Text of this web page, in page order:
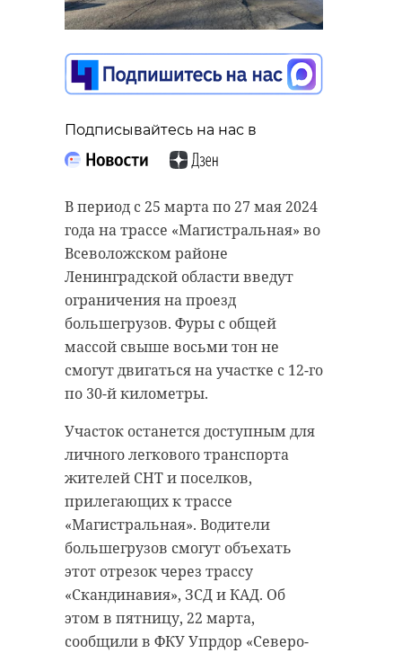
Подписывайтесь на нас в
В период с 25 марта по 27 мая 2024
года на трассе «Магистральная» во
Всеволожском районе
Ленинградской области введут
ограничения на проезд
большегрузов. Фуры с общей
массой свыше восьми тон не
смогут двигаться на участке с 12-го
по 30-й километры.
Участок останется доступным для
личного легкового транспорта
жителей СНТ и поселков,
прилегающих к трассе
«Магистральная». Водители
большегрузов смогут объехать
этот отрезок через трассу
«Скандинавия», ЗСД и КАД. Об
этом в пятницу, 22 марта,
сообщили в ФКУ Упрдор «Северо-
задерживали в
в федеральном
розыске
Подписывайтесь на нас в
Видео и подробности в пятницу, 22
марта, 47channel предоставили в
пресс-службе ГУ МВД РФ по
Петербургу и Ленобласти.
В Петербурге в минувший четверг,
21 марта, ближе к половине
девятого утра в ходе оперативно-
розыскных мероприятий
задержали находящегося в
федеральном розыске 40-летнего
гражданина одной из
закавказских республик. Его
обвиняют в краже через
мобильное приложение банка в
Москве. Преступление произошло
Подписывайтесь на нас в
Специалисты отряда Балтийского
флота уничтожили в акватории
Финского залива морскую мину
времен Великой Отечественной
войны. Ее обнаружили в районе
острова Большой Тютерс
(Ленинградская область).
Немецкую якорную
гальваноударную мину FMC
заметил экипаж промыслового
судна. Опасную находку
уничтожили на месте методом
подрыва при помощи накладных
зарядов. Работы проводил один из
отрядов по борьбе с подводными
диверсионными силами и
средствами подводных сил.
Как рассказали в среду, 20 марта, в